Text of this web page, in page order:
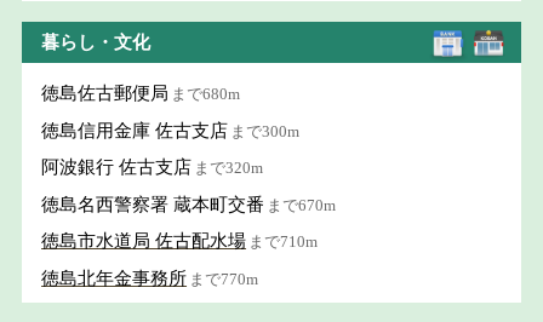
暮らし・文化
徳島佐古郵便局 まで680m
徳島信用金庫 佐古支店 まで300m
阿波銀行 佐古支店 まで320m
徳島名西警察署 蔵本町交番 まで670m
徳島市水道局 佐古配水場 まで710m
徳島北年金事務所 まで770m